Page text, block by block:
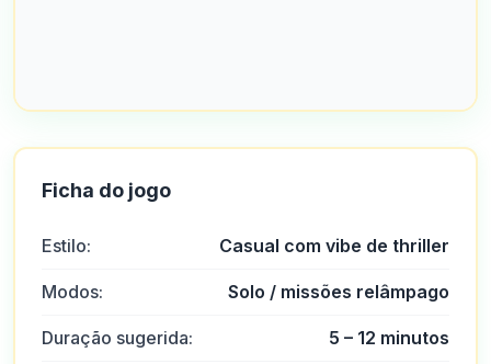
Ficha do jogo
Estilo: Casual com vibe de thriller
Modos: Solo / missões relâmpago
Duração sugerida: 5 – 12 minutos